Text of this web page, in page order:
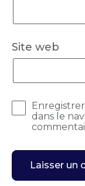
Site web
dans le